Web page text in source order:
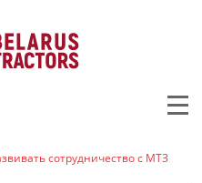
сотрудничество с МТЗ